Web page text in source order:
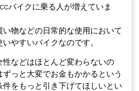
バイクに乗る人が増えていま
物などの日常的な使用において
やすいバイクなのです。
性などはほとんど変わらないの
っと大変でお金もかかるという
件をもっと引き下げてほしいとい